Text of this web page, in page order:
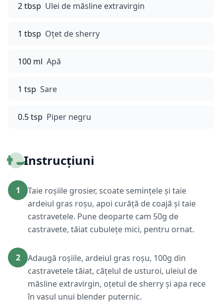
2 tbsp Ulei de măsline extravirgin
1 tbsp Oțet de sherry
100 ml Apă
1 tsp Sare
0.5 tsp Piper negru
👨‍🍳Instrucțiuni
1
Taie roșiile grosier, scoate semințele și taie
ardeiul gras roșu, apoi curăță de coajă și taie
castravetele. Pune deoparte cam 50g de
castravete, tăiat cubulețe mici, pentru ornat.
2
Adaugă roșiile, ardeiul gras roșu, 100g din
castravetele tăiat, cățelul de usturoi, uleiul de
măsline extravirgin, oțetul de sherry și apa rece
în vasul unui blender puternic.